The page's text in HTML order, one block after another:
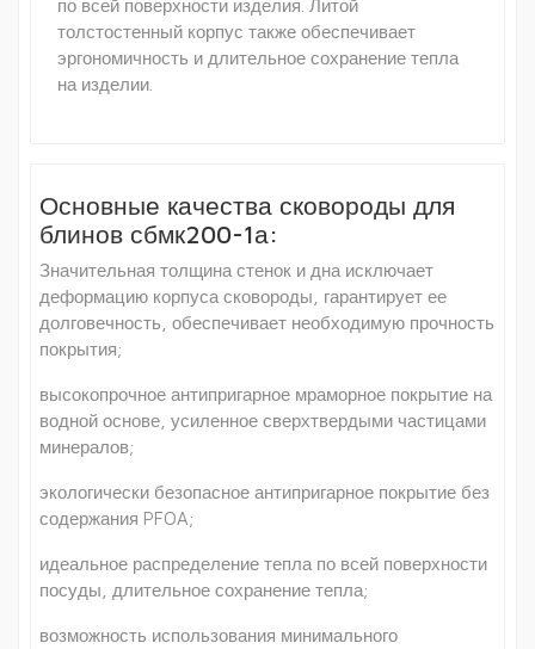
по всей поверхности изделия. Литой
толстостенный корпус также обеспечивает
эргономичность и длительное сохранение тепла
на изделии.
Основные качества сковороды для
блинов сбмк200-1а:
Значительная толщина стенок и дна исключает
деформацию корпуса сковороды, гарантирует ее
долговечность, обеспечивает необходимую прочность
покрытия;
высокопрочное антипригарное мраморное покрытие на
водной основе, усиленное сверхтвердыми частицами
минералов;
экологически безопасное антипригарное покрытие без
содержания PFOA;
идеальное распределение тепла по всей поверхности
посуды, длительное сохранение тепла;
возможность использования минимального